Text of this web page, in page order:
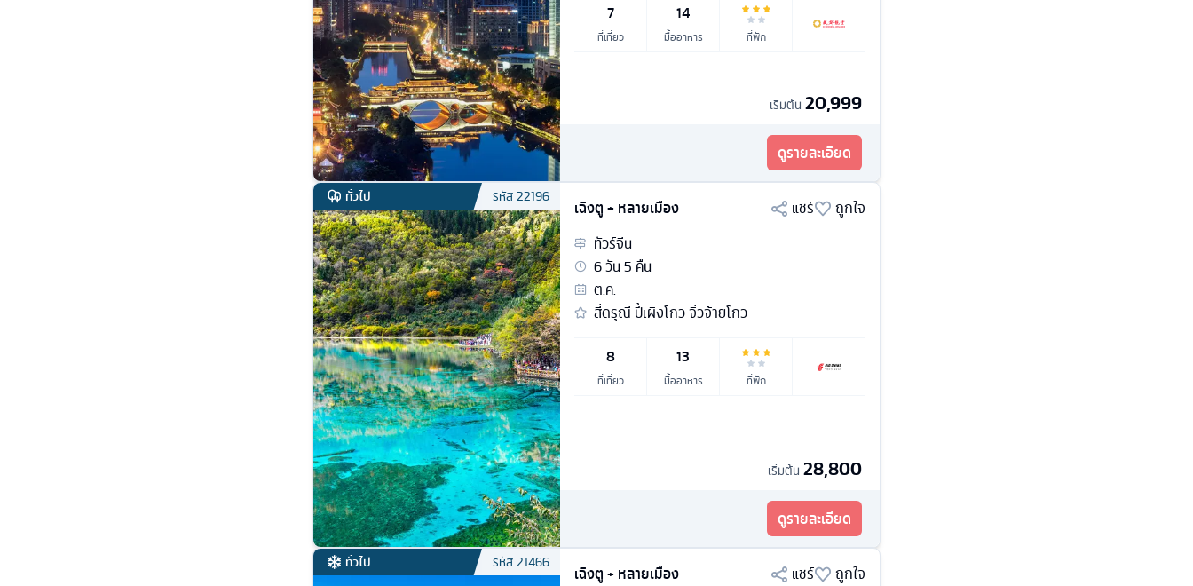
7
ที่เที่ยว
14
มื้ออาหาร ที่พัก
เริ่มต้น 20,999
ดูรายละเอียด
ทั่วไป รหัส22196
เฉิงตู + หลายเมือง แชร์
ถูกใจ
ทัวร์จีน
6วัน5 คืน
ต.ค.
สี่ดรุณี ปี้เผิงโกว จิ่วจ้ายโกว
8
ที่เที่ยว
13
มื้ออาหาร ที่พัก
เริ่มต้น 28,800
ดูรายละเอียด
ทั่วไป รหัส21466
เฉิงตู + หลายเมือง แชร์
ถูกใจ